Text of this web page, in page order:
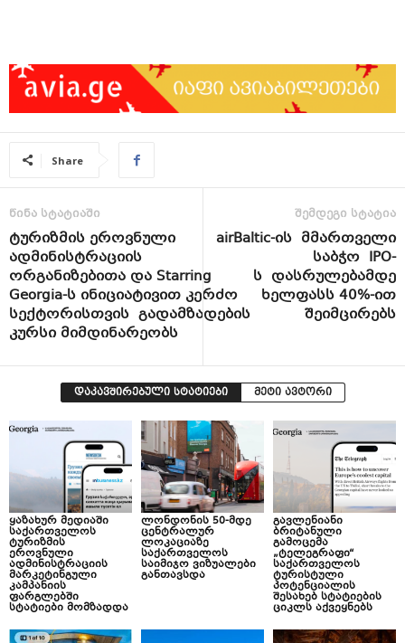
Share
წინა სტატიაში
ტურიზმის ეროვნული
ადმინისტრაციის
ორგანიზებითა და Starring
Georgia-ს ინიციატივით კერძო
სექტორისთვის გადამზადების
კურსი მიმდინარეობს
შემდეგი სტატია
airBaltic-ის მმართველი
საბჭო IPO-
ს დასრულებამდე
ხელფასს 40%-ით
შეიმცირებს
დაკავშირებული სტატიები მეტი ავტორი
ყაზახურ მედიაში
საქართველოს
ტურიზმის
ეროვნული
ადმინისტრაციის
მარკეტინგული
კამპანიის
ფარგლებში
სტატიები მომზადდა
ლონდონის 50-მდე
ცენტრალურ
ლოკაციაზე
საქართველოს
საიმიჯო ვიზუალები
განთავსდა
გავლენიანი
ბრიტანული
გამოცემა
„ტელეგრაფი“
საქართველოს
ტურისტული
პოტენციალის
შესახებ სტატიების
ციკლს აქვეყნებს